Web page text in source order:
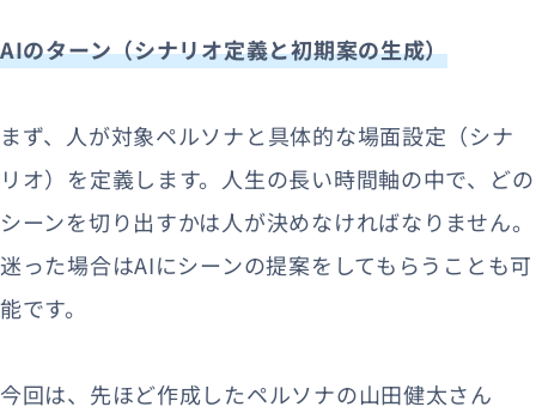
AIのターン（シナリオ定義と初期案の生成）
まず、
人が対象ペルソナと具体的な場面設定（シナ
リオ）を定義します。人生の長い時間軸の中で、どの
シーンを切り出すかは人が決めなければなりません。
迷った場合はAIにシーンの提案をしてもらうことも可
能です。
今回は、先ほど作成したペルソナの山田健太さん